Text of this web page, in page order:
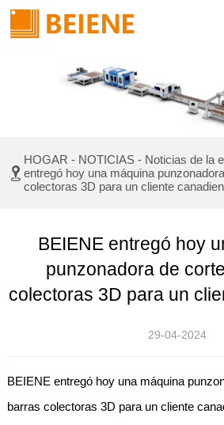

HOGAR - NOTICIAS - Noticias de la
entregó hoy una máquina
colectoras 3D para un cliente
BEIENE entregó hoy
punzonadora de
colectoras 3D para un
29-04-2024
BEIENE entregó hoy una máquina
barras colectoras 3D para un cliente